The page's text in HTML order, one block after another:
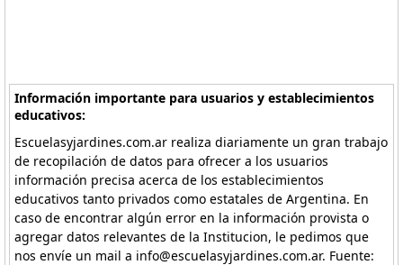
Información importante para usuarios y establecimientos
educativos:
Escuelasyjardines.com.ar realiza diariamente un gran trabajo
de recopilación de datos para ofrecer a los usuarios
información precisa acerca de los establecimientos
educativos tanto privados como estatales de Argentina. En
caso de encontrar algún error en la información provista o
agregar datos relevantes de la Institucion, le pedimos que
nos envíe un mail a info@escuelasyjardines.com.ar. Fuente: